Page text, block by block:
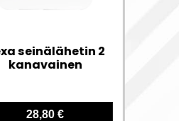
seinälähetin 2
kanavainen
28,80 €